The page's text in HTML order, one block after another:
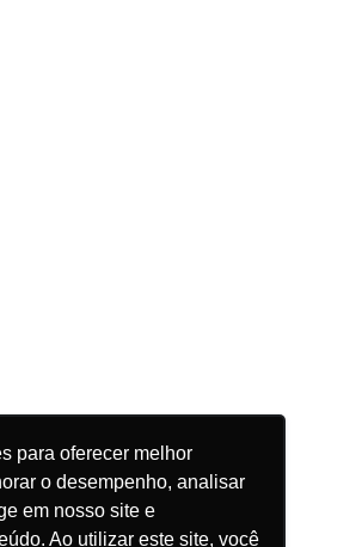
para oferecer melhor
o desempenho, analisar
em nosso site e
Ao utilizar este site, você